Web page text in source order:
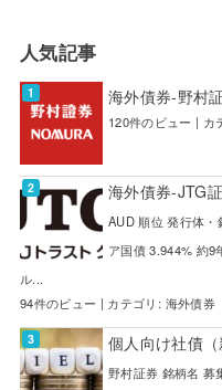
人気記事
海外債券-野村
120件のビュー | カ
海外債券-JTG
AUD 順位 発行体・
ア国債 3.944% 約9
ル...
94件のビュー | カテゴリ: 海外債券
個人向け社債
野村証券 銘柄名 募